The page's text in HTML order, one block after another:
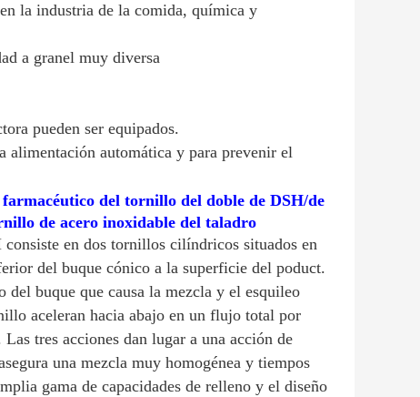
la industria de la comida, química y
a granel muy diversa
pueden ser equipados.
alimentación automática y para prevenir el
farmacéutico del tornillo del doble de DSH/de
de acero inoxidable del taladro
en dos tornillos cilíndricos situados en
del buque cónico a la superficie del poduct.
buque que causa la mezcla y el esquileo
aceleran hacia abajo en un flujo total por
tres acciones dan lugar a una acción de
una mezcla muy homogénea y tiempos
gama de capacidades de relleno y el diseño